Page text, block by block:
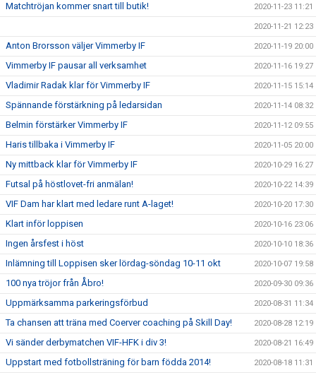
Matchtröjan kommer snart till butik! 2020-11-23 11:21
2020-11-21 12:23
Anton Brorsson väljer Vimmerby IF 2020-11-19 20:00
Vimmerby IF pausar all verksamhet 2020-11-16 19:27
Vladimir Radak klar för Vimmerby IF 2020-11-15 15:14
Spännande förstärkning på ledarsidan 2020-11-14 08:32
Belmin förstärker Vimmerby IF 2020-11-12 09:55
Haris tillbaka i Vimmerby IF 2020-11-05 20:00
Ny mittback klar för Vimmerby IF 2020-10-29 16:27
Futsal på höstlovet-fri anmälan! 2020-10-22 14:39
VIF Dam har klart med ledare runt A-laget! 2020-10-20 17:30
Klart inför loppisen 2020-10-16 23:06
Ingen årsfest i höst 2020-10-10 18:36
Inlämning till Loppisen sker lördag-söndag 10-11 okt 2020-10-07 19:58
100 nya tröjor från Åbro! 2020-09-30 09:36
Uppmärksamma parkeringsförbud 2020-08-31 11:34
Ta chansen att träna med Coerver coaching på Skill Day! 2020-08-28 12:19
Vi sänder derbymatchen VIF-HFK i div 3! 2020-08-21 16:49
Uppstart med fotbollsträning för barn födda 2014! 2020-08-18 11:31